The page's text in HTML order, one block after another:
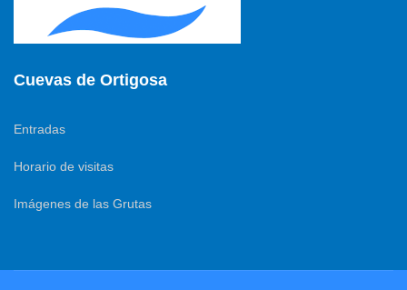
Cuevas de Ortigosa
Entradas
Horario de visitas
Imágenes de las Grutas